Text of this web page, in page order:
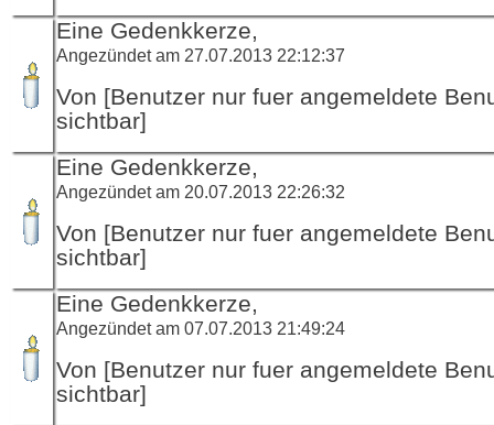
Eine Gedenkkerze,
Angezündet am 27.07.2013 22:12:37
Von [Benutzer nur fuer angemeldete
sichtbar]
Eine Gedenkkerze,
Angezündet am 20.07.2013 22:26:32
Von [Benutzer nur fuer angemeldete
sichtbar]
Eine Gedenkkerze,
Angezündet am 07.07.2013 21:49:24
Von [Benutzer nur fuer angemeldete
sichtbar]